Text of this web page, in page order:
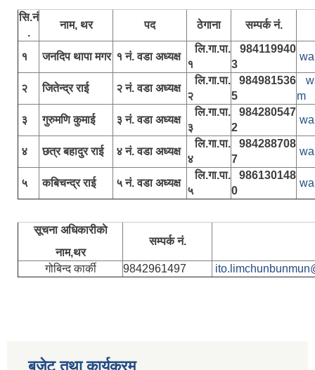
सि.नं
.
नाम, थर पद ठेगाना सम्पर्क नं.
१ जनदिप थापा मगर १ नं. वडा अध्यक्ष
लि.गा.पा.
१
984119940
3
२ जितेन्द्र राई २ नं. वडा अध्यक्ष
लि.गा.पा.
२
984981536
5
m
३
गुरुमणि कुमाई ३ नं. वडा अध्यक्ष
लि.गा.पा.
३
984280547
2
४ छत्र बहादुर राई ४ नं. वडा अध्यक्ष
लि.गा.पा.
४
984288708
7
५ कबिचन्द्र राई ५ नं. वडा अध्यक्ष
लि.गा.पा.
५
986130148
0
सूचना अधिकारीकाे
नाम,थर
सम्पर्क नं.
गोबिन्द कार्की 9842961497
बजेट तथा कार्यक्रम